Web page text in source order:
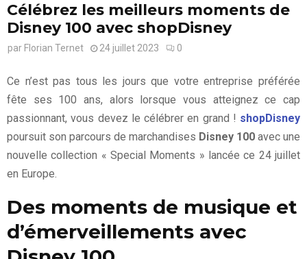
Célébrez les meilleurs moments de
Disney 100 avec shopDisney
par Florian Ternet 24 juillet 2023 0
Ce n’est pas tous les jours que votre entreprise préférée
fête ses 100 ans, alors lorsque vous atteignez ce cap
passionnant, vous devez le célébrer en grand ! shopDisney
poursuit son parcours de marchandises Disney 100 avec une
nouvelle collection « Special Moments » lancée ce 24 juillet
en Europe.
Des moments de musique et
d’émerveillements avec